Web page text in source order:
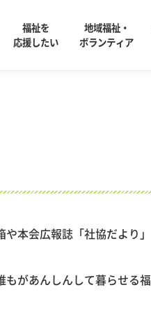
福祉を
応援したい
地域福祉・
ボランティア
本会広報誌「社協だより」
があんしんして暮らせる福